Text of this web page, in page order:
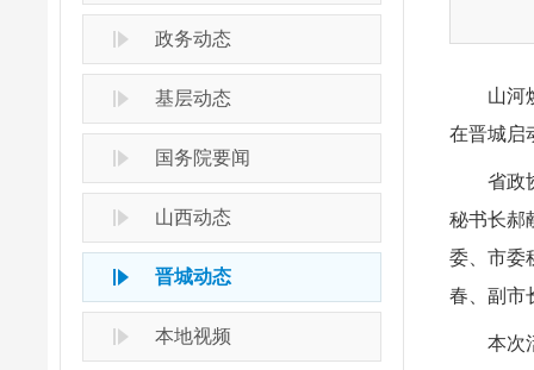
政务动态
基层动态
国务院要闻
山西动态
晋城动态
本地视频
山河
在晋城启
省政
秘书长郝
委、市委
春、副市
本次